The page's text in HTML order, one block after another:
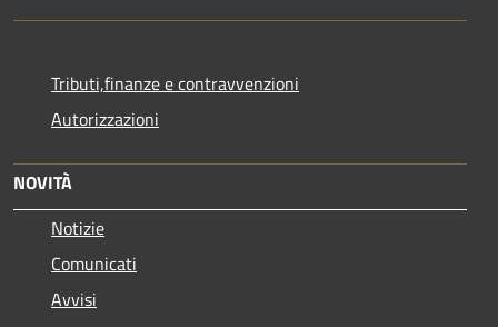
Tributi,finanze e contravvenzioni
Autorizzazioni
NOVITÀ
Notizie
Comunicati
Avvisi